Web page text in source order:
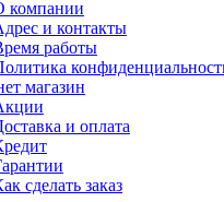
компании
и контакты
работы
магазин
и оплата
сделать заказ